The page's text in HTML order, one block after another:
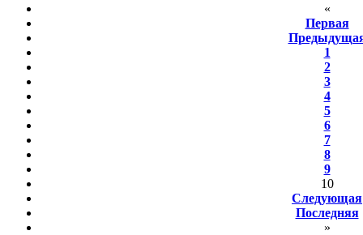
«
Первая
1
2
3
4
5
6
7
8
9
10
Следующая
Последняя
»